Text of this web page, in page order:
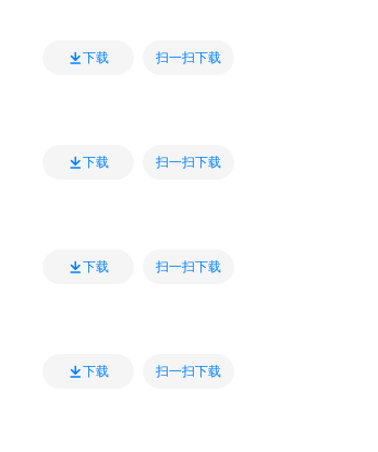
下载 扫一扫下载
下载 扫一扫下载
下载 扫一扫下载
下载 扫一扫下载